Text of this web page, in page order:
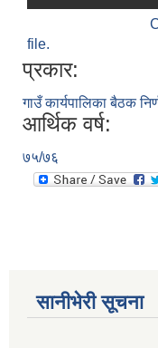
file.
प्रकार:
गाउँ कार्यपालिका बैठक
आर्थिक वर्ष:
७५/७६
सानीभेरी सूचना